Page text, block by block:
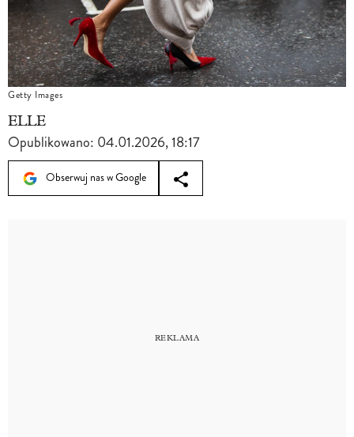
Getty Images
ELLE
Opublikowano: 04.01.2026, 18:17
Obserwuj nas w Google